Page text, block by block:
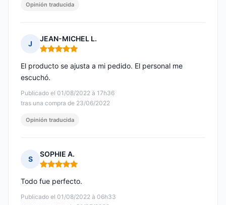
Opinión traducida
J
JEAN-MICHEL L.
Nota: 5 de 5
Publicado el 01/08/2022 à 17h36
tras una compra de 23/06/2022
El producto se ajusta a mi pedido. El personal me
escuchó.
Opinión traducida
S
SOPHIE A.
Nota: 5 de 5
Publicado el 01/08/2022 à 06h33
Todo fue perfecto.